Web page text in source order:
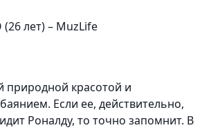
лет) – MuzLife
природной красотой и
Если ее, действительно,
Роналду, то точно запомнит. В